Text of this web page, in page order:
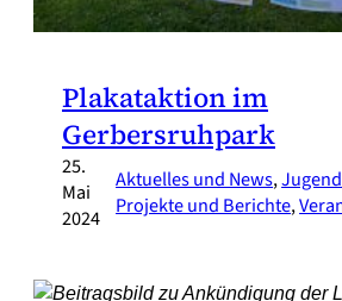
Plakataktion im
Gerbersruhpark
25.
Mai
2024
Aktuelles und News,
Projekte und Berichte,